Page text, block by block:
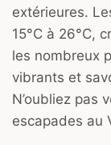
extérieures.
15°C à 26°C,
les nombreux
vibrants et
N’oubliez pas
escapades au